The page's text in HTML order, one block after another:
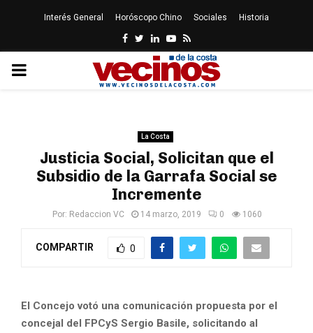
Interés General Horóscopo Chino Sociales Historia
Facebook
Twitter
LinkedinYoutube
Rss
PRIMARY
La Costa
Justicia Social, Solicitan que el
Subsidio de la Garrafa Social se
Incremente
Por: Redaccion VC 14 marzo, 2019 0 1060
COMPARTIR 0
El Concejo votó una comunicación propuesta por el
concejal del FPCyS Sergio Basile, solicitando al